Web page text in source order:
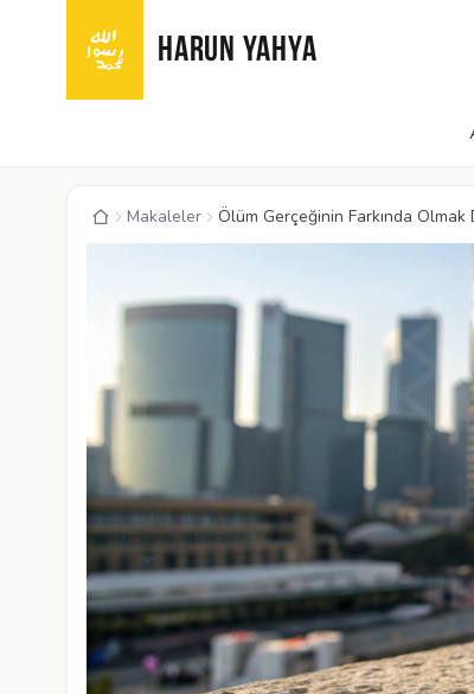
HARUN YAHYA
Makaleler Ölüm Gerçeğinin Farkında